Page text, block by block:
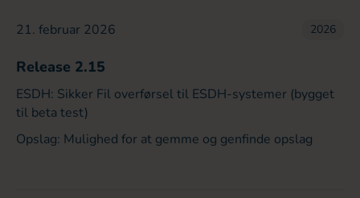
21. februar 2026 2026
Release 2.15
ESDH: Sikker Fil overførsel til ESDH-systemer (bygget
til beta test)
Opslag: Mulighed for at gemme og genfinde opslag